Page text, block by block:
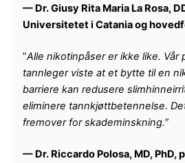
— Dr. Giusy Rita Maria La Rosa,
Universitetet i Catania og
”Alle nikotinpåser er ikke like. Vår
tannleger viste at et bytte til en
barriere kan redusere
eliminere tannkjøttbetennelse.
fremover for skademinskning.”
— Dr. Riccardo Polosa, MD, PhD,